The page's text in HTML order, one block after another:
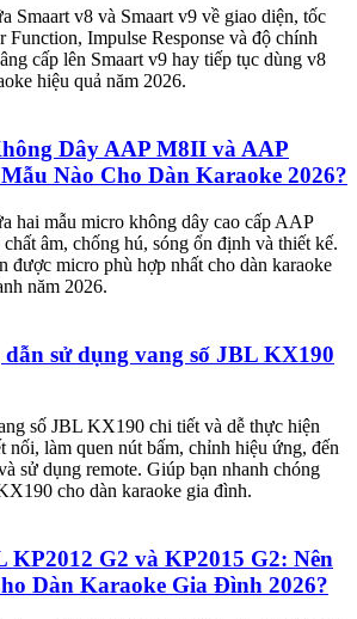
Smaart v8 và Smaart v9 về giao diện, tốc
Function, Impulse Response và độ chính
cấp lên Smaart v9 hay tiếp tục dùng v8
hiệu quả năm 2026.
Dây AAP M8II và AAP
Nào Cho Dàn Karaoke 2026?
hai mẫu micro không dây cao cấp AAP
âm, chống hú, sóng ổn định và thiết kế.
được micro phù hợp nhất cho dàn karaoke
năm 2026.
sử dụng vang số JBL KX190
số JBL KX190 chi tiết và dễ thực hiện
nối, làm quen nút bấm, chỉnh hiệu ứng, đến
sử dụng remote. Giúp bạn nhanh chóng
cho dàn karaoke gia đình.
KP2012 G2 và KP2015 G2: Nên
Dàn Karaoke Gia Đình 2026?